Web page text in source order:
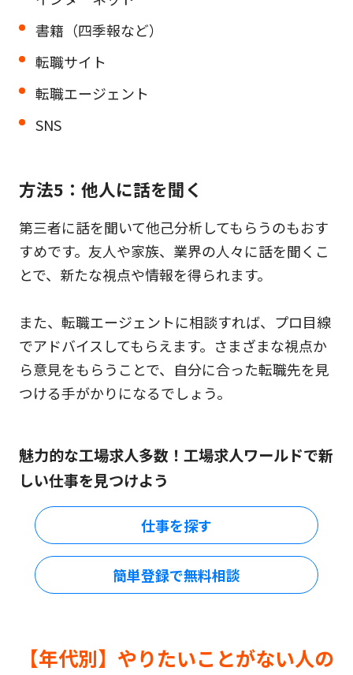
書籍（四季報など）
転職サイト
転職エージェント
SNS
方法5：他人に話を聞く
第三者に話を聞いて他己分析してもらうのもおす
すめです。友人や家族、業界の人々に話を聞くこ
とで、新たな視点や情報を得られます。
また、転職エージェントに相談すれば、プロ目線
でアドバイスしてもらえます。さまざまな視点か
ら意見をもらうことで、自分に合った転職先を見
つける手がかりになるでしょう。
魅力的な工場求人多数！工場求人ワールドで新
しい仕事を見つけよう
仕事を探す
簡単登録で無料相談
【年代別】やりたいことがない人の